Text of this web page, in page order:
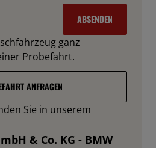
ABSENDEN
ganz
Probefahrt.
ANFRAGEN
Sie in unserem
& Co. KG - BMW